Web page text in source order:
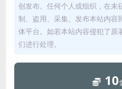
创发布。任何个人或组织，在未
制、盗用、采集、发布本站内容
体平台。如若本站内容侵犯了原
们进行处理。
10